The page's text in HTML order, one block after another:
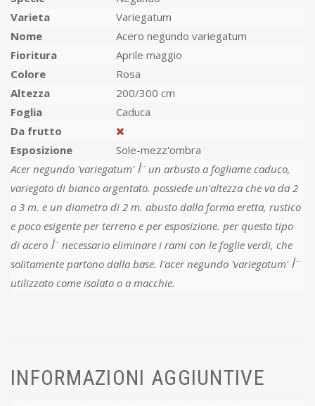
Varieta
Variegatum
Nome
Acero negundo variegatum
Fioritura
Aprile maggio
Colore
Rosa
Altezza
200/300 cm
Foglia
Caduca
Da frutto
Esposizione
Sole-mezz'ombra
Acer negundo 'variegatum' أ¨ un arbusto a fogliame caduco,
variegato di bianco argentato. possiede un'altezza che va da 2
a 3 m. e un diametro di 2 m. abusto dalla forma eretta, rustico
e poco esigente per terreno e per esposizione. per questo tipo
di acero أ¨ necessario eliminare i rami con le foglie verdi, che
solitamente partono dalla base. l'acer negundo 'variegatum' أ¨
utilizzato come isolato o a macchie.
INFORMAZIONI AGGIUNTIVE